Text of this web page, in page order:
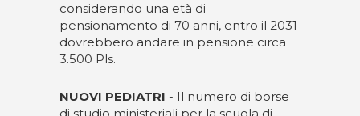
considerando una età di
pensionamento di 70 anni, entro il 2031
dovrebbero andare in pensione circa
3.500 Pls.
NUOVI PEDIATRI - Il numero di borse